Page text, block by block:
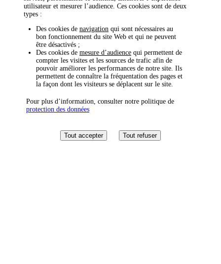
utilisateur et mesurer l’audience. Ces cookies sont de deux
types :
Des cookies de navigation qui sont nécessaires au
bon fonctionnement du site Web et qui ne peuvent
être désactivés ;
Des cookies de mesure d’audience qui permettent de
compter les visites et les sources de trafic afin de
pouvoir améliorer les performances de notre site. Ils
permettent de connaître la fréquentation des pages et
la façon dont les visiteurs se déplacent sur le site.
Pour plus d’information, consulter notre politique de
protection des données
Tout accepter Tout refuser